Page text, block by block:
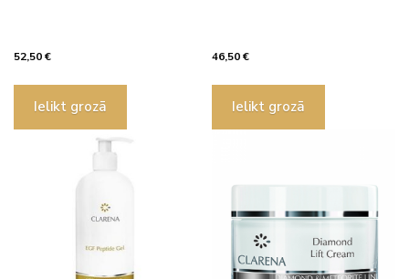
52,50€
Ielikt grozā
46,50€
Ielikt grozā